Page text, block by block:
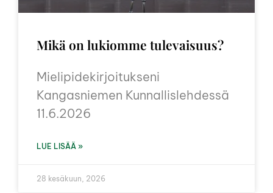
Mikä on lukiomme tulevaisuus?
Mielipidekirjoitukseni
Kangasniemen Kunnallislehdessä
11.6.2026
LUE LISÄÄ »
28 kesäkuun, 2026